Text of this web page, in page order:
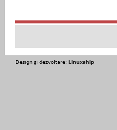
Design şi dezvoltare: Linuxship